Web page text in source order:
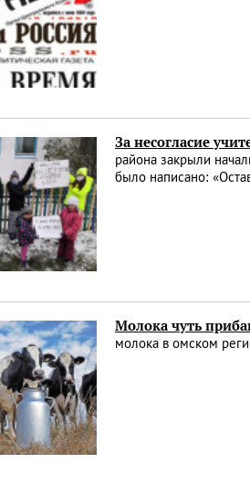
За несогласие
района закрыли
было написано:
Молока чуть
молока в омском